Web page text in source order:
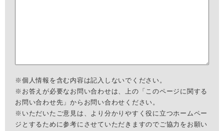
※個人情報を含む内容は記入しないでください。
※お答えが必要なお問い合わせは、上の「このページに関する
お問い合わせ先」からお問い合わせください。
※いただいたご意見は、より分かりやすく役に立つホームペー
ジとするために参考にさせていただきますのでご協力をお願い